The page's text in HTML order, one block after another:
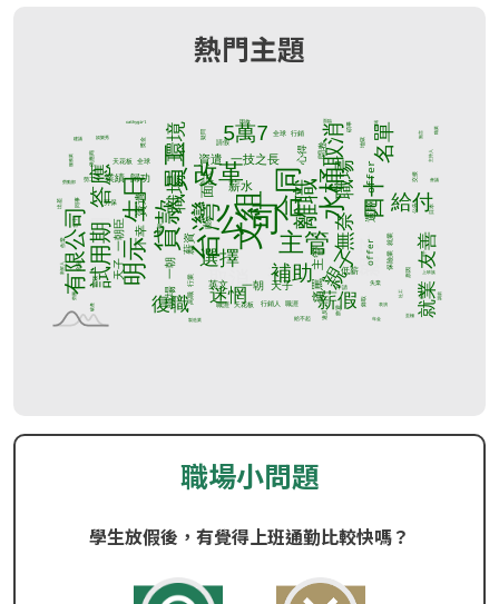
熱門主題
職場小問題
學生放假後，有覺得上班通勤比較快嗎？